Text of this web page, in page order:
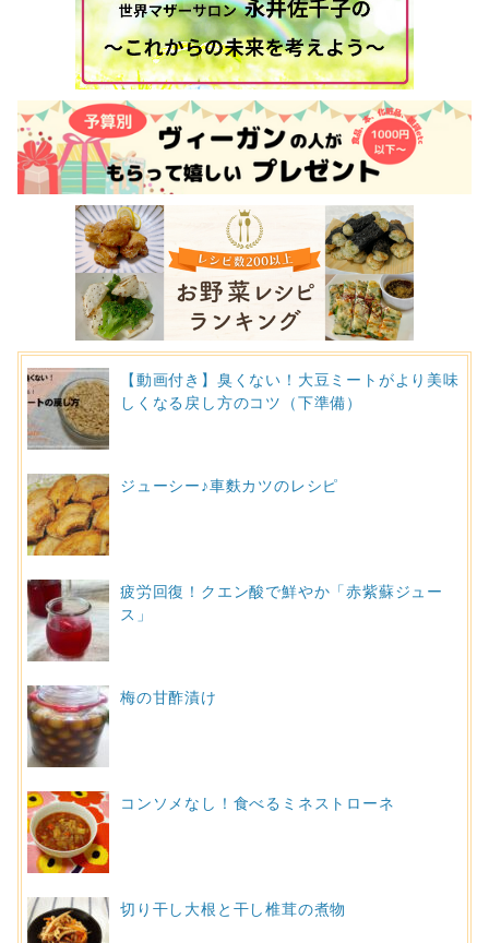
【動画付き】臭くない！大豆ミートがより美味
しくなる戻し方のコツ（下準備）
ジューシー♪車麩カツのレシピ
疲労回復！クエン酸で鮮やか「赤紫蘇ジュー
ス」
梅の甘酢漬け
コンソメなし！食べるミネストローネ
切り干し大根と干し椎茸の煮物